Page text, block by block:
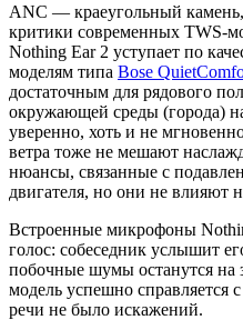
ANC — краеугольный
критики современных TWS-
Nothing Ear 2 уступает по
моделям типа Bose
достаточным для рядового
окружающей среды (города)
уверенно, хоть и не
ветра тоже не мешают
нюансы, связанные с
двигателя, но они не влияют
Встроенные микрофоны
голос: собеседник услышит
побочные шумы останутся на
модель успешно справляется
речи не было искажений.